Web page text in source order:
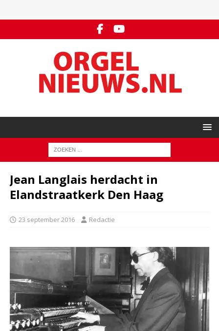
Jean Langlais herdacht in
Elandstraatkerk Den Haag
23 september 2016 Redactie